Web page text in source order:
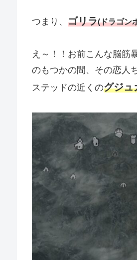
つまり、 ゴリラ(ドラゴン
え～！！お前こんな脳筋
のもつかの間、その恋人
ステッドの近くのグジュ